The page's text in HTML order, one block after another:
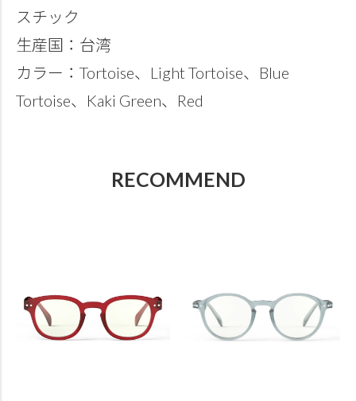
スチック
生産国：台湾
カラー：Tortoise、Light Tortoise、Blue
Tortoise、Kaki Green、Red
RECOMMEND